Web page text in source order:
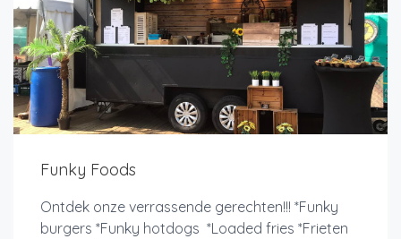
Funky Foods
Ontdek onze verrassende gerechten!!! *Funky
burgers *Funky hotdogs *Loaded fries *Frieten